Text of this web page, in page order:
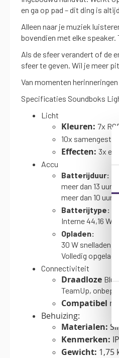
en ga op pad – dit ding is
Alleen naar je muziek
bovendien met elke
Als de sfeer verandert of de
sfeer te geven. Wil je meer
Van momenten
Specificaties Soundboks
Licht
Kleuren: 7x
10x
Effecten: 3x
Accu
Batterijduur:
meer dan 13 uur
meer dan 10 uur
Batterijtype:
Interne 44,16
Opladen:
30 W snelladen
Volledig
Connectiviteit
Draadloze
TeamUp,
Compatibel
Behuizing:
Materialen:
Kenmerken:
Gewicht: 1,75